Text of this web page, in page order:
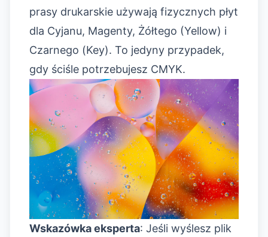
prasy drukarskie używają fizycznych płyt
dla Cyjanu, Magenty, Żółtego (Yellow) i
Czarnego (Key). To jedyny przypadek,
gdy ściśle potrzebujesz CMYK.
Wskazówka eksperta: Jeśli wyślesz plik